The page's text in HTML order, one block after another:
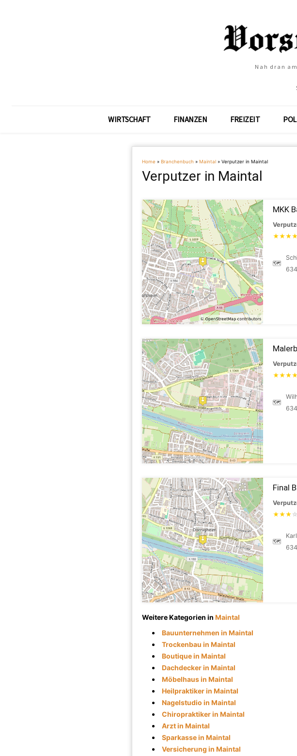
Nah dran
WIRTSCHAFT FINANZEN FREIZEIT
Home » Branchenbuch » Maintal » Verputzer in Maintal
Verputzer in Maintal
MKK
★★★★
🗺
★★★★
🗺
Final
★★★ ☆
🗺
Weitere Kategorien in Maintal
Bauunternehmen in Maintal
Trockenbau in Maintal
Boutique in Maintal
Dachdecker in Maintal
Möbelhaus in Maintal
Heilpraktiker in Maintal
Nagelstudio in Maintal
Chiropraktiker in Maintal
Arzt in Maintal
Sparkasse in Maintal
Versicherung in Maintal